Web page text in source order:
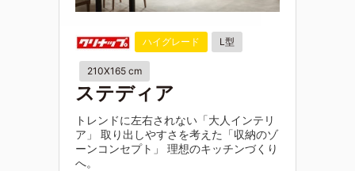
ハイグレード L型
210X165 cm
ステディア
トレンドに左右されない「大人インテリ
ア」 取り出しやすさを考えた「収納のゾ
ーンコンセプト」 理想のキッチンづくり
へ。